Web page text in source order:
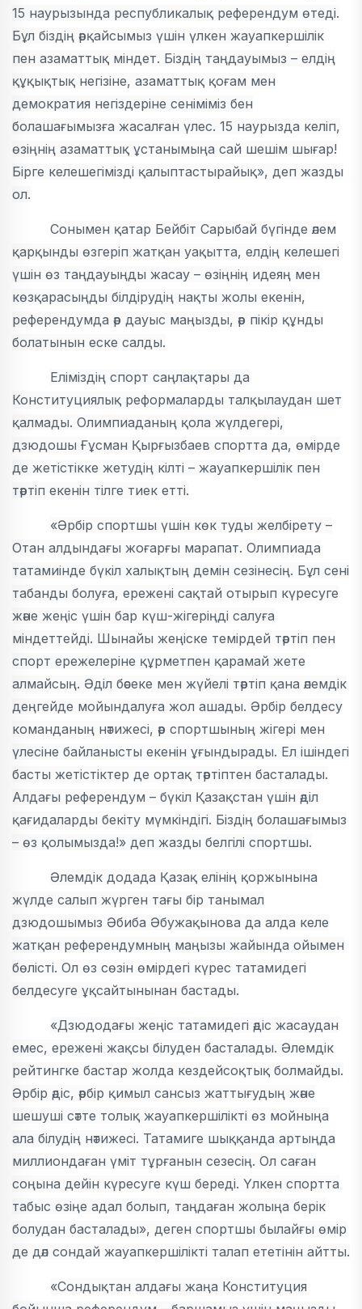
15 наурызында республикалық референдум өтеді.
Бұл біздің әрқайсымыз үшін үлкен жауапкершілік
пен азаматтық міндет. Біздің таңдауымыз – елдің
құқықтық негізіне, азаматтық қоғам мен
демократия негіздеріне сеніміміз бен
болашағымызға жасалған үлес. 15 наурызда келіп,
өзіңнің азаматтық ұстанымыңа сай шешім шығар!
Бірге келешегімізді қалыптастырайық», деп жазды
ол.
Сонымен қатар Бейбіт Сарыбай бүгінде әлем
қарқынды өзгеріп жатқан уақытта, елдің келешегі
үшін өз таңдауыңды жасау – өзіңнің идеяң мен
көзқарасыңды білдірудің нақты жолы екенін,
референдумда әр дауыс маңызды, әр пікір құнды
болатынын еске салды.
Еліміздің спорт саңлақтары да
Конституциялық реформаларды талқылаудан шет
қалмады. Олимпиаданың қола жүлдегері,
дзюдошы Ғұсман Қырғызбаев спортта да, өмірде
де жетістікке жетудің кілті – жауапкершілік пен
тәртіп екенін тілге тиек етті.
«Әрбір спортшы үшін көк туды желбірету –
Отан алдындағы жоғарғы марапат. Олимпиада
татамиінде бүкіл халықтың демін сезінесің. Бұл сені
табанды болуға, ережені сақтай отырып күресуге
және жеңіс үшін бар күш-жігеріңді салуға
міндеттейді. Шынайы жеңіске темірдей тәртіп пен
спорт ережелеріне құрметпен қарамай жете
алмайсың. Әділ бәсеке мен жүйелі тәртіп қана әлемдік
деңгейде мойындалуға жол ашады. Әрбір белдесу
команданың нәтижесі, әр спортшының жігері мен
үлесіне байланысты екенін ұғындырады. Ел ішіндегі
басты жетістіктер де ортақ тәртіптен басталады.
Алдағы референдум – бүкіл Қазақстан үшін әділ
қағидаларды бекіту мүмкіндігі. Біздің болашағымыз
– өз қолымызда!» деп жазды белгілі спортшы.
Әлемдік додада Қазақ елінің қоржынына
жүлде салып жүрген тағы бір танымал
дзюдошымыз Әбиба Әбужақынова да алда келе
жатқан референдумның маңызы жайында ойымен
бөлісті. Ол өз сөзін өмірдегі күрес татамидегі
белдесуге ұқсайтынынан бастады.
«Дзюдодағы жеңіс татамидегі әдіс жасаудан
емес, ережені жақсы білуден басталады. Әлемдік
рейтингке бастар жолда кездейсоқтық болмайды.
Әрбір әдіс, әрбір қимыл сансыз жаттығудың және
шешуші сәтте толық жауапкершілікті өз мойныңа
ала білудің нәтижесі. Татамиге шыққанда артыңда
миллиондаған үміт тұрғанын сезесің. Ол саған
соңына дейін күресуге күш береді. Үлкен спортта
табыс өзіңе адал болып, таңдаған жолыңа берік
болудан басталады», деген спортшы былайғы өмір
де дәл сондай жауапкершілікті талап ететінін айтты.
«Сондықтан алдағы жаңа Конституция